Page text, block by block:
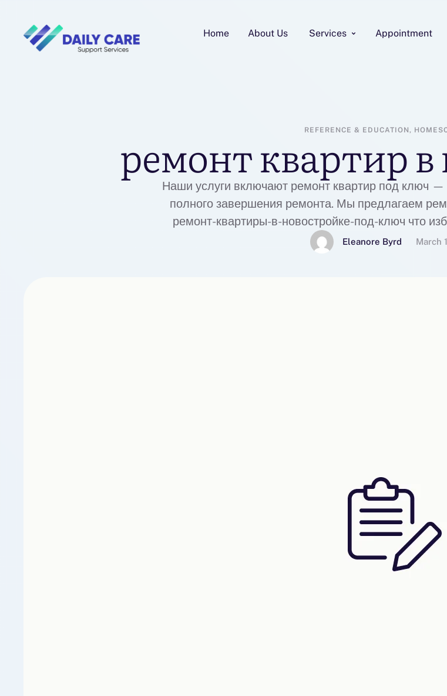
Home About Us Services Appointment
REFERENCE & EDUCATION,
ремонт квартир
Наши услуги включают ремонт квартир под ключ —
полного завершения ремонта. Мы предлагаем
ремонт-квартиры-в-новостройке-под-ключ что
время.Цены на ремонт квартир у нас доступны и
Eleanore Byrd March